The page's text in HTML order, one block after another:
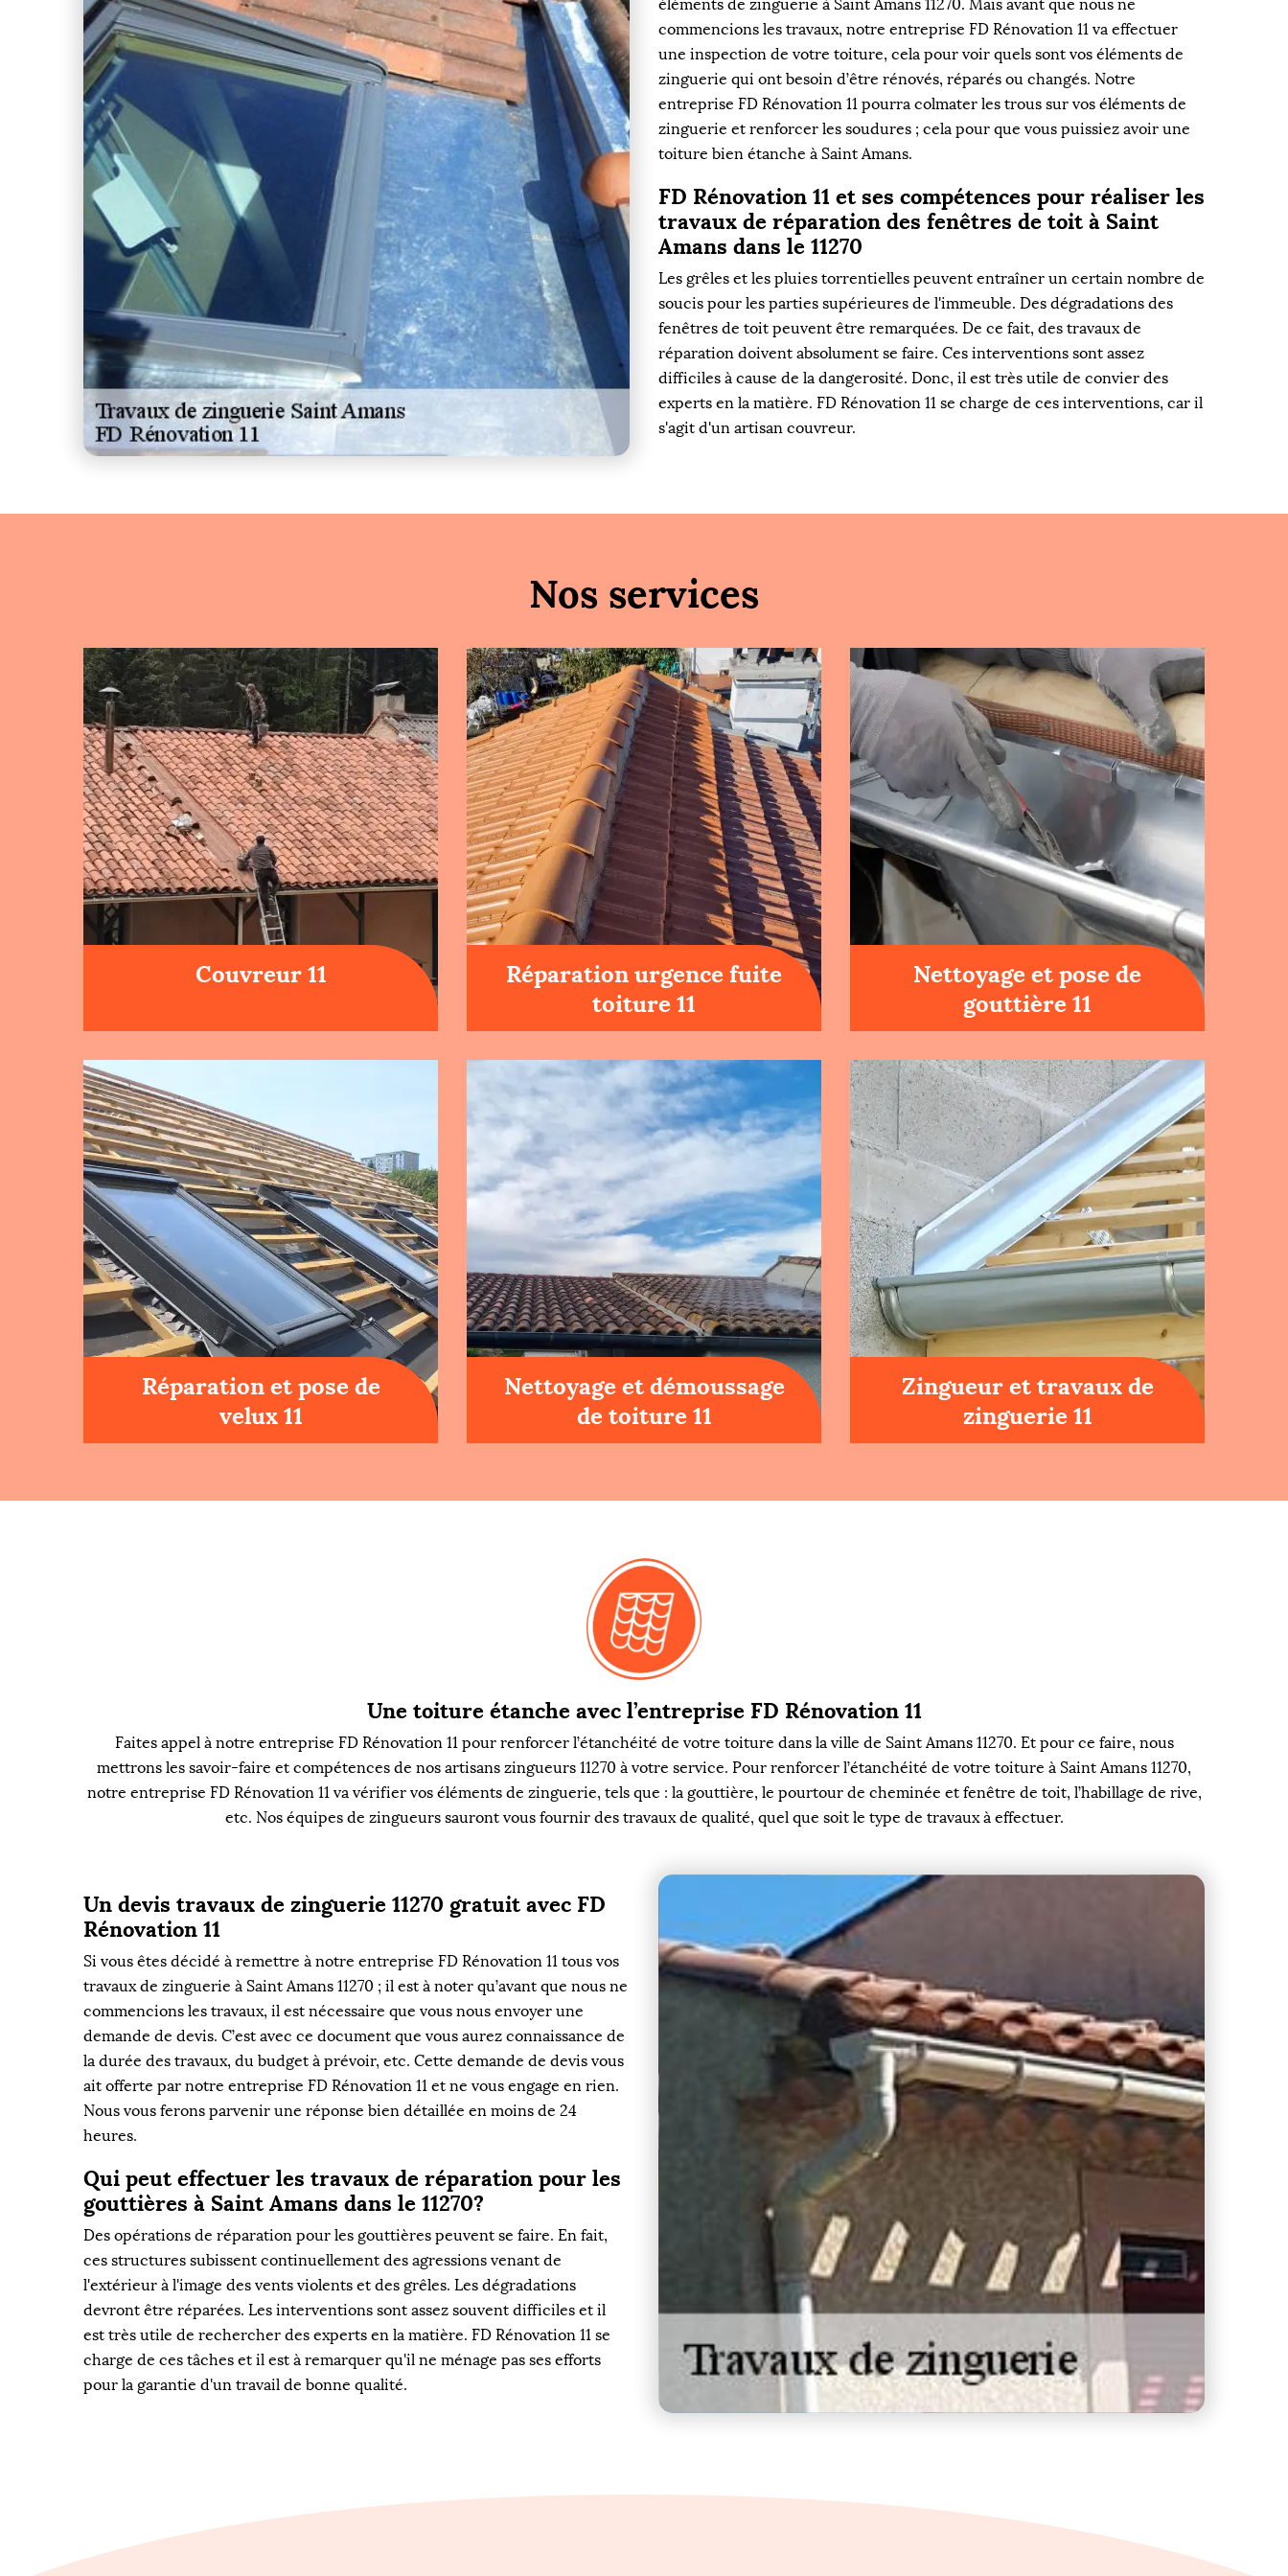
éléments de zinguerie à Saint Amans 11270. Mais avant que nous ne
commencions les travaux, notre entreprise FD Rénovation 11 va effectuer
une inspection de votre toiture, cela pour voir quels sont vos éléments de
zinguerie qui ont besoin d’être rénovés, réparés ou changés. Notre
entreprise FD Rénovation 11 pourra colmater les trous sur vos éléments de
zinguerie et renforcer les soudures ; cela pour que vous puissiez avoir une
toiture bien étanche à Saint Amans.
FD Rénovation 11 et ses compétences pour réaliser les
travaux de réparation des fenêtres de toit à Saint
Amans dans le 11270
Les grêles et les pluies torrentielles peuvent entraîner un certain nombre de
soucis pour les parties supérieures de l'immeuble. Des dégradations des
fenêtres de toit peuvent être remarquées. De ce fait, des travaux de
réparation doivent absolument se faire. Ces interventions sont assez
difficiles à cause de la dangerosité. Donc, il est très utile de convier des
experts en la matière. FD Rénovation 11 se charge de ces interventions, car il
s'agit d'un artisan couvreur.
Nos services
Couvreur 11
Réparation urgence fuite
toiture 11
Nettoyage et pose de
gouttière 11
Réparation et pose de
velux 11
Nettoyage et démoussage
de toiture 11
Zingueur et travaux de
zinguerie 11
Une toiture étanche avec l’entreprise FD Rénovation 11
Faites appel à notre entreprise FD Rénovation 11 pour renforcer l’étanchéité de votre toiture dans la ville de Saint Amans 11270. Et pour ce faire, nous
mettrons les savoir-faire et compétences de nos artisans zingueurs 11270 à votre service. Pour renforcer l’étanchéité de votre toiture à Saint Amans 11270,
notre entreprise FD Rénovation 11 va vérifier vos éléments de zinguerie, tels que : la gouttière, le pourtour de cheminée et fenêtre de toit, l’habillage de rive,
etc. Nos équipes de zingueurs sauront vous fournir des travaux de qualité, quel que soit le type de travaux à effectuer.
Un devis travaux de zinguerie 11270 gratuit avec FD
Rénovation 11
Si vous êtes décidé à remettre à notre entreprise FD Rénovation 11 tous vos
travaux de zinguerie à Saint Amans 11270 ; il est à noter qu’avant que nous ne
commencions les travaux, il est nécessaire que vous nous envoyer une
demande de devis. C’est avec ce document que vous aurez connaissance de
la durée des travaux, du budget à prévoir, etc. Cette demande de devis vous
ait offerte par notre entreprise FD Rénovation 11 et ne vous engage en rien.
Nous vous ferons parvenir une réponse bien détaillée en moins de 24
heures.
Qui peut effectuer les travaux de réparation pour les
gouttières à Saint Amans dans le 11270?
Des opérations de réparation pour les gouttières peuvent se faire. En fait,
ces structures subissent continuellement des agressions venant de
l'extérieur à l'image des vents violents et des grêles. Les dégradations
devront être réparées. Les interventions sont assez souvent difficiles et il
est très utile de rechercher des experts en la matière. FD Rénovation 11 se
charge de ces tâches et il est à remarquer qu'il ne ménage pas ses efforts
pour la garantie d'un travail de bonne qualité.